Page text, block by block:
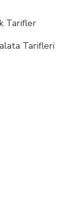
Tarifler
Tarifleri